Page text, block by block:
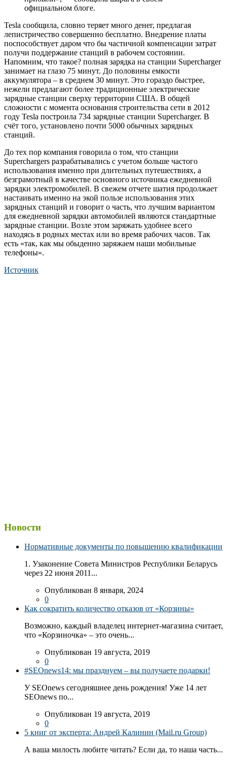
официальном блоге.
Tesla сообщила, словно теряет много денег, предлагая
лепистричество совершенно бесплатно. Внедрение платы
поспособствует даром что бы частичной компенсации затрат
получи поддержание станций в рабочем состоянии.
Напомним, что такое? полная зарядка на станции Supercharger
занимает на глазо 75 минут. До половины емкости
аккумулятора – в среднем 30 минут. Это гораздо быстрее,
нежели предлагают более традиционные электрические
зарядные станции сверху территории США. В общей
сложности с момента основания строительства сети в 2012
году Tesla построила 734 зарядные станции Supercharger. В
счёт того, установлено почти 5000 обычных зарядных
станций.
До тех пор компания говорила о том, что станции
Superchargers разрабатывались с учетом больше частого
использования именно при длительных путешествиях, а
безграмотный в качестве основного источника ежедневной
зарядки электромобилей. В свежем отчете шатия продолжает
настаивать именно на экой пользе использования этих
зарядных станций и говорит о часть, что лучшим вариантом
для ежедневной зарядки автомобилей являются стандартные
зарядные станции. Возле этом заряжать удобнее всего
находясь в родных местах или во время рабочих часов. Так
есть «так, как мы обыденно заряжаем наши мобильные
телефоны».
Источник
Новости
Нормативные документы по повышению квалификации
1. Узаконение Совета Министров Республики Беларусь
через 22 июня 2011...
Опубликован 8 января, 2024
0
Как сократить количество отказов от «Корзины»
Возможно, каждый владелец интернет-магазина считает,
что «Корзиночка» – это очень...
Опубликован 19 августа, 2019
0
#SEOnews14: мы празднуем – вы получаете подарки!
У SEOnews сегодняшнее день рождения! Уже 14 лет
SEOnews по...
Опубликован 19 августа, 2019
0
5 книг от эксперта: Андрей Калинин (Mail.ru Group)
А ваша милость любите читать? Если да, то наша часть...